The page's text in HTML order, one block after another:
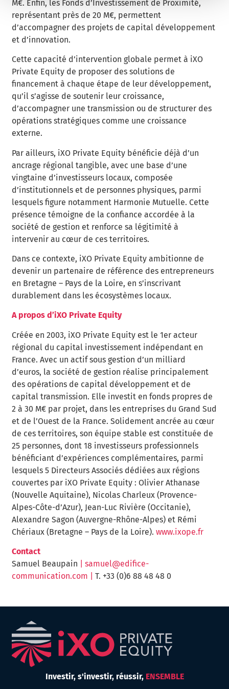
M€. Enfin, les Fonds d’Investissement de Proximité,
représentant près de 20 M€, permettent
d’accompagner des projets de capital développement
et d’innovation.
Cette capacité d’intervention globale permet à iXO
Private Equity de proposer des solutions de
financement à chaque étape de leur développement,
qu’il s’agisse de soutenir leur croissance,
d’accompagner une transmission ou de structurer des
opérations stratégiques comme une croissance
externe.
Par ailleurs, iXO Private Equity bénéficie déjà d’un
ancrage régional tangible, avec une base d’une
vingtaine d’investisseurs locaux, composée
d’institutionnels et de personnes physiques, parmi
lesquels figure notamment Harmonie Mutuelle. Cette
présence témoigne de la confiance accordée à la
société de gestion et renforce sa légitimité à
intervenir au cœur de ces territoires.
Dans ce contexte, iXO Private Equity ambitionne de
devenir un partenaire de référence des entrepreneurs
en Bretagne – Pays de la Loire, en s’inscrivant
durablement dans les écosystèmes locaux.
A propos d’iXO Private Equity
Créée en 2003, iXO Private Equity est le 1er acteur
régional du capital investissement indépendant en
France. Avec un actif sous gestion d’un milliard
d’euros, la société de gestion réalise principalement
des opérations de capital développement et de
capital transmission. Elle investit en fonds propres de
2 à 30 M€ par projet, dans les entreprises du Grand Sud
et de l’Ouest de la France. Solidement ancrée au cœur
de ces territoires, son équipe stable est constituée de
25 personnes, dont 18 investisseurs professionnels
bénéficiant d’expériences complémentaires, parmi
lesquels 5 Directeurs Associés dédiées aux régions
couvertes par iXO Private Equity : Olivier Athanase
(Nouvelle Aquitaine), Nicolas Charleux (Provence-
Alpes-Côte-d’Azur), Jean-Luc Rivière (Occitanie),
Alexandre Sagon (Auvergne-Rhône-Alpes) et Rémi
Chériaux (Bretagne – Pays de la Loire).www.ixope.fr
Contact
Samuel Beaupain
samuel@edifice-
communication.com
T. +33 (0)6 88 48 48 0
Investir,s'investir,réussir, ENSEMBLE